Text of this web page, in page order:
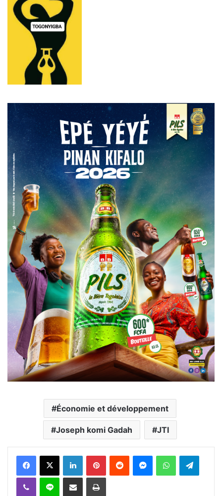
Économie et développement
Joseph komi Gadah JTI
FacebookX Linkedin PinterestReddit MessengerWhatsAppTelegram
Viber Ligne Partager par email Imprimer